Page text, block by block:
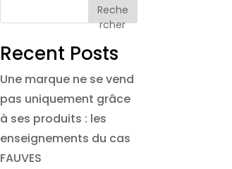
Reche
rcher
Recent Posts
Une marque ne se vend
pas uniquement grâce
à ses produits : les
enseignements du cas
FAUVES